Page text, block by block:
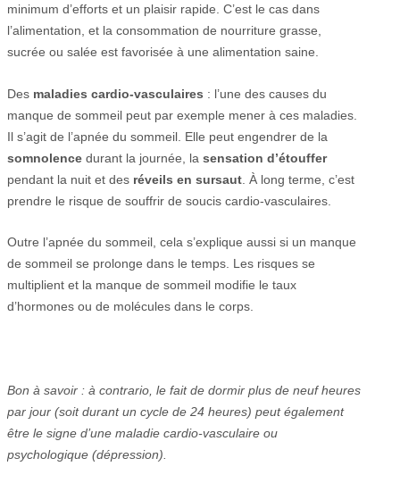
minimum d’efforts et un plaisir rapide. C’est le cas dans
l’alimentation, et la consommation de nourriture grasse,
sucrée ou salée est favorisée à une alimentation saine.
Des maladies cardio-vasculaires : l’une des causes du
manque de sommeil peut par exemple mener à ces maladies.
Il s’agit de l’apnée du sommeil. Elle peut engendrer de la
somnolence durant la journée, la sensation d’étouffer
pendant la nuit et des réveils en sursaut . À long terme, c’est
prendre le risque de souffrir de soucis cardio-vasculaires.
Outre l’apnée du sommeil, cela s’explique aussi si un manque
de sommeil se prolonge dans le temps. Les risques se
multiplient et la manque de sommeil modifie le taux
d’hormones ou de molécules dans le corps.
Bon à savoir : à contrario, le fait de dormir plus de neuf heures
par jour (soit durant un cycle de 24 heures) peut également
être le signe d’une maladie cardio-vasculaire ou
psychologique (dépression).